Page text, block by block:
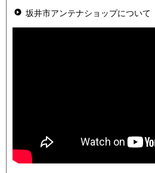
坂井市アンテナショップについて